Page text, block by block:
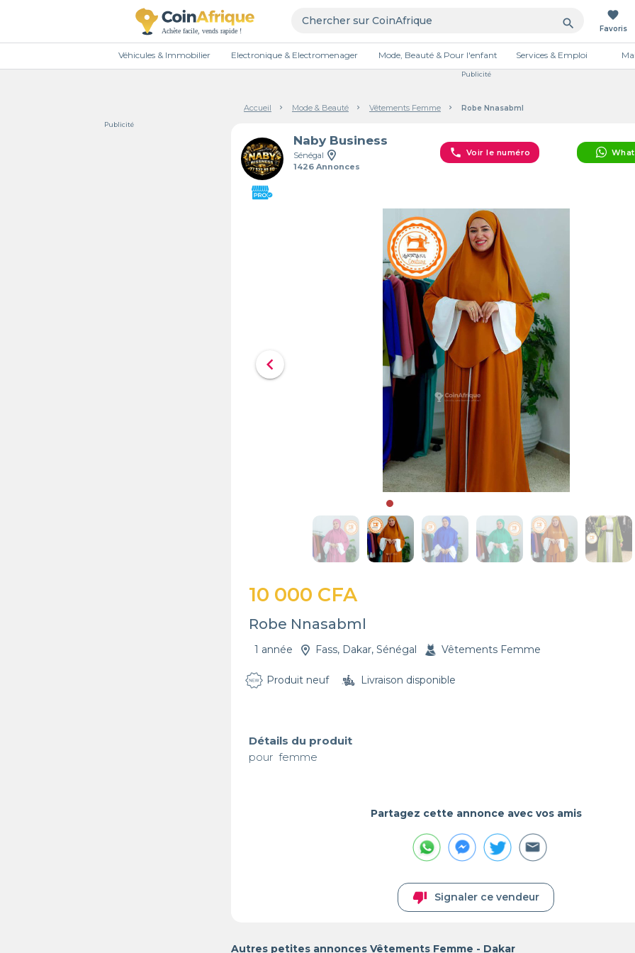
search
favorite
Favoris
Véhicules & Immobilier Electronique & Electromenager Mode, Beauté & Pour l'enfant Services & Emploi
Publicité
Accueil Mode & Beauté Vêtements Femme Robe Nnasabml
Publicité
Naby Business
Sénégal
1426 Annonces
phone Voir le numéro
chevron_left
10 000 CFA
Robe Nnasabml
1 année Fass, Dakar, Sénégal Vêtements Femme
Produit neuf Livraison disponible
Détails du produit
pour  femme
Partagez cette annonce avec vos amis
thumb_down Signaler ce vendeur
Autres petites annonces Vêtements Femme - Dakar